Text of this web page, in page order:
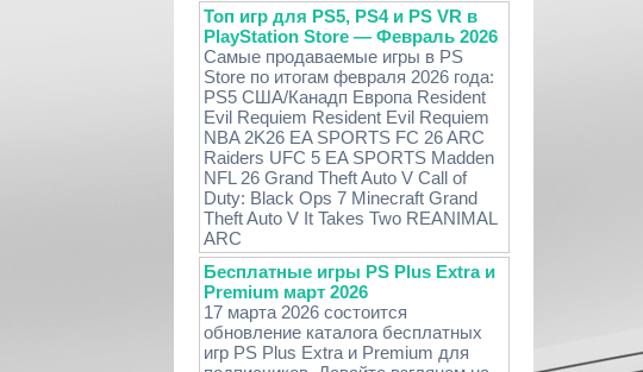
Топ игр для PS5, PS4 и PS VR в
PlayStation Store — Февраль 2026
Самые продаваемые игры в PS
Store по итогам февраля 2026 года:
PS5 США/Канадп Европа Resident
Evil Requiem Resident Evil Requiem
NBA 2K26 EA SPORTS FC 26 ARC
Raiders UFC 5 EA SPORTS Madden
NFL 26 Grand Theft Auto V Call of
Duty: Black Ops 7 Minecraft Grand
Theft Auto V It Takes Two REANIMAL
ARC
Бесплатные игры PS Plus Extra и
Premium март 2026
17 марта 2026 состоится
обновление каталога бесплатных
игр PS Plus Extra и Premium для